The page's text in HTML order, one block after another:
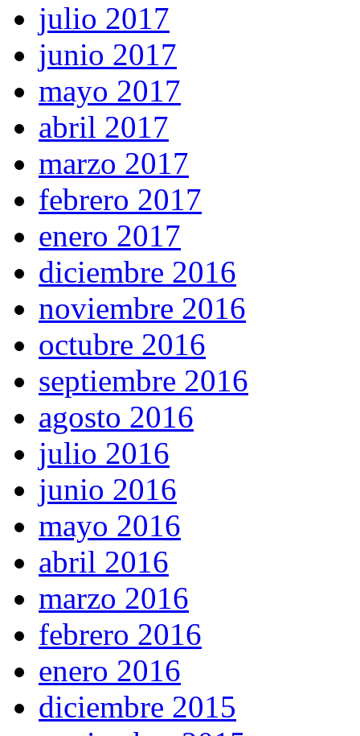
julio 2017
junio 2017
mayo 2017
abril 2017
marzo 2017
febrero 2017
enero 2017
diciembre 2016
noviembre 2016
octubre 2016
septiembre 2016
agosto 2016
julio 2016
junio 2016
mayo 2016
abril 2016
marzo 2016
febrero 2016
enero 2016
diciembre 2015